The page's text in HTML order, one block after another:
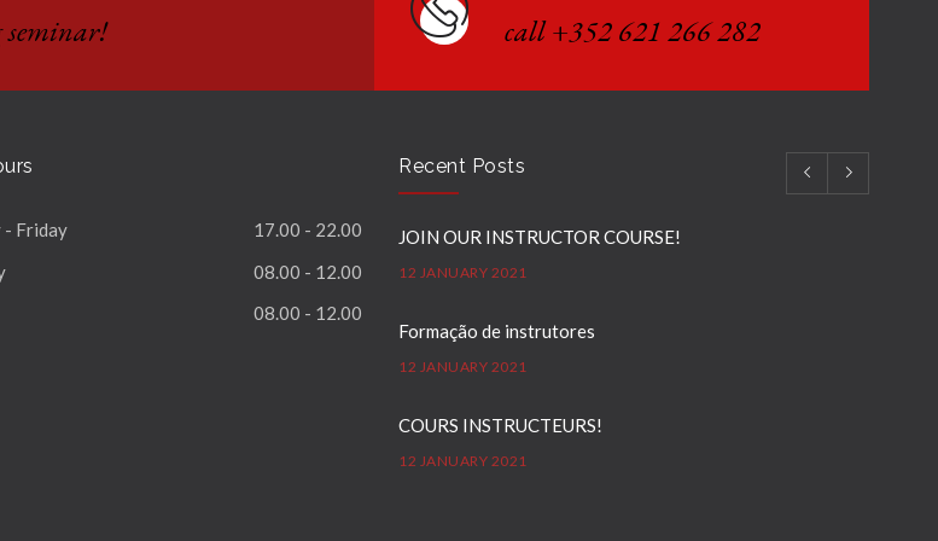
seminar! call +352 621 266 282
- Friday
17.00 - 22.00
08.00 - 12.00
08.00 - 12.00
Recent Posts
JOIN OUR INSTRUCTOR COURSE!
12 JANUARY 2021
Formação de instrutores
12 JANUARY 2021
COURS INSTRUCTEURS!
12 JANUARY 2021